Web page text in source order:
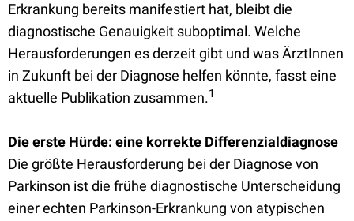
Erkrankung bereits manifestiert hat, bleibt die
diagnostische Genauigkeit suboptimal. Welche
Herausforderungen es derzeit gibt und was ÄrztInnen
in Zukunft bei der Diagnose helfen könnte, fasst eine
aktuelle Publikation zusammen.1
Die erste Hürde: eine korrekte Differenzialdiagnose
Die größte Herausforderung bei der Diagnose von
Parkinson ist die frühe diagnostische Unterscheidung
einer echten Parkinson-Erkrankung von atypischen